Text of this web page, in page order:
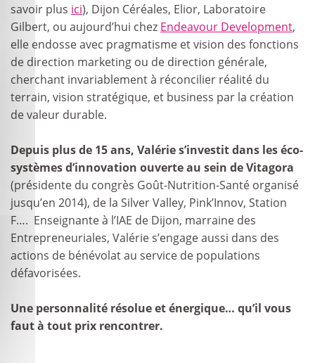
savoir plus ici), Dijon Céréales, Elior, Laboratoire
Gilbert, ou aujourd’hui chez Endeavour Development,
elle endosse avec pragmatisme et vision des fonctions
de direction marketing ou de direction générale,
cherchant invariablement à réconcilier réalité du
terrain, vision stratégique, et business par la création
de valeur durable.
Depuis plus de 15 ans, Valérie s’investit dans les éco-
systèmes d’innovation ouverte au sein de Vitagora
(présidente du congrès Goût-Nutrition-Santé organisé
jusqu’en 2014), de la Silver Valley, Pink’Innov, Station
F…. Enseignante à l’IAE de Dijon, marraine des
Entrepreneuriales, Valérie s’engage aussi dans des
actions de bénévolat au service de populations
défavorisées.
Une personnalité résolue et énergique… qu’il vous
faut à tout prix rencontrer.